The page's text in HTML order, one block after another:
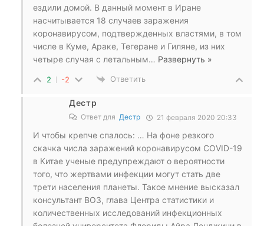
ездили домой. В данный момент в Иране
насчитывается 18 случаев заражения
коронавирусом, подтвержденных властями, в том
числе в Куме, Араке, Тегеране и Гиляне, из них
четыре случая с летальным… Развернуть »
2 -2 Ответить
Дестр
Ответ для Дестр 21 февраля 2020 20:33
И чтобы крепче спалось: … На фоне резкого
скачка числа заражений коронавирусом COVID-19
в Китае ученые предупреждают о вероятности
того, что жертвами инфекции могут стать две
трети населения планеты. Такое мнение высказал
консультант ВОЗ, глава Центра статистики и
количественных исследований инфекционных